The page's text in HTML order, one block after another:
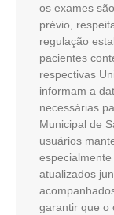
os exames
prévio,
regulação
pacientes
respectivas
informam a
necessárias
Municipal de
usuários
atualizados
garantir que o